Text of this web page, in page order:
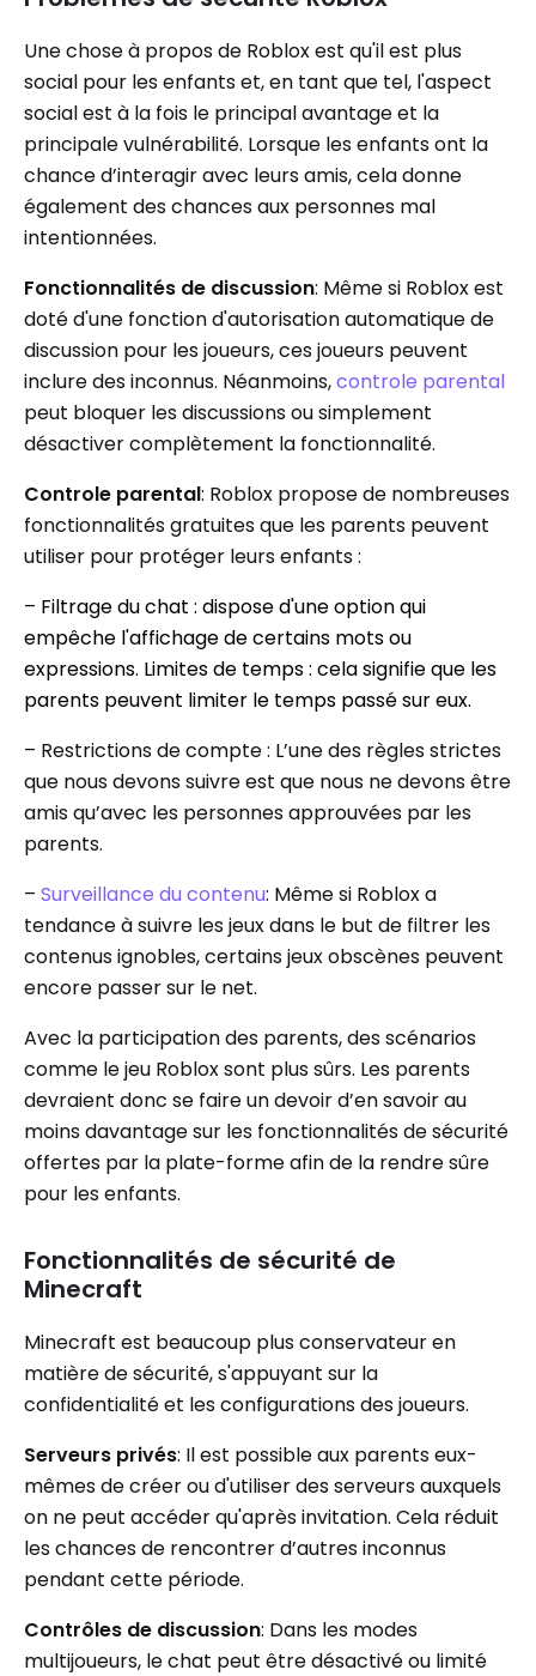
Une chose à propos de Roblox est qu'il est plus
social pour les enfants et, en tant que tel, l'aspect
social est à la fois le principal avantage et la
principale vulnérabilité. Lorsque les enfants ont la
chance d’interagir avec leurs amis, cela donne
également des chances aux personnes mal
intentionnées.
Fonctionnalités de discussion: Même si Roblox est
doté d'une fonction d'autorisation automatique de
discussion pour les joueurs, ces joueurs peuvent
inclure des inconnus. Néanmoins,controle parental
peut bloquer les discussions ou simplement
désactiver complètement la fonctionnalité.
Controle parental: Roblox propose de nombreuses
fonctionnalités gratuites que les parents peuvent
utiliser pour protéger leurs enfants :
– Filtrage du chat : dispose d'une option qui
empêche l'affichage de certains mots ou
expressions. Limites de temps : cela signifie que les
parents peuvent limiter le temps passé sur eux.
– Restrictions de compte : L’une des règles strictes
que nous devons suivre est que nous ne devons être
amis qu’avec les personnes approuvées par les
parents.
– Surveillance du contenu: Même si Roblox a
tendance à suivre les jeux dans le but de filtrer les
contenus ignobles, certains jeux obscènes peuvent
encore passer sur le net.
Avec la participation des parents, des scénarios
comme le jeu Roblox sont plus sûrs. Les parents
devraient donc se faire un devoir d’en savoir au
moins davantage sur les fonctionnalités de sécurité
offertes par la plate-forme afin de la rendre sûre
pour les enfants.
Fonctionnalités de sécurité de
Minecraft
Minecraft est beaucoup plus conservateur en
matière de sécurité, s'appuyant sur la
confidentialité et les configurations des joueurs.
Serveurs privés: Il est possible aux parents eux-
mêmes de créer ou d'utiliser des serveurs auxquels
on ne peut accéder qu'après invitation. Cela réduit
les chances de rencontrer d’autres inconnus
pendant cette période.
Contrôles de discussion: Dans les modes
multijoueurs, le chat peut être désactivé ou limité